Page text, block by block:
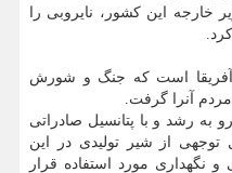
خارجه این کشور، نایروبی را
آفریقا است که جنگ و شورش
آنرا گرفت.
به رشد و با پتانسیل صادراتی
توجهی از شیر تولیدی در این
نگهداری مورد استفاده قرار